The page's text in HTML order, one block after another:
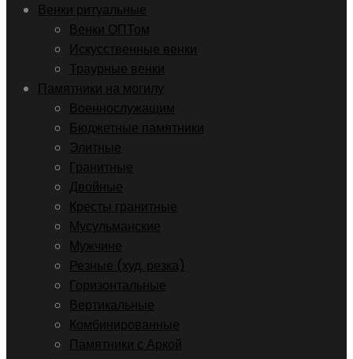
Венки ритуальные
Венки ОПТом
Искусственные венки
Траурные венки
Памятники на могилу
Военнослужащим
Бюджетные памятники
Элитные
Гранитные
Двойные
Кресты гранитные
Мусульманские
Мужчине
Резные (худ. резка)
Горизонтальные
Вертикальные
Комбинированные
Памятники с Аркой